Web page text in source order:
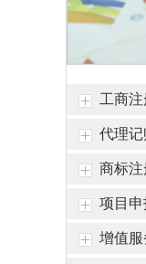
恭喜张总核名成功
工商
代理记
商标注
项目申
增值服